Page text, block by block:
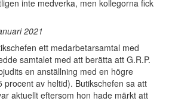
inte medverka, men kollegorna fick
2021
ett medarbetarsamtal med
samtalet med att berätta att G.R.P.
en anställning med en högre
procent av heltid). Butikschefen sa att
aktuellt eftersom hon hade märkt att